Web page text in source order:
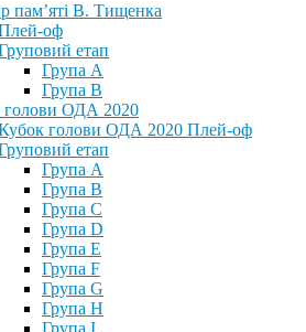
пам’яті В. Тищенка
оф
етап
Група А
Група В
голови ОДА 2020
голови ОДА 2020 Плей-оф
етап
Група A
Група B
Група C
Група D
Група E
Група F
Група G
Група H
Група I